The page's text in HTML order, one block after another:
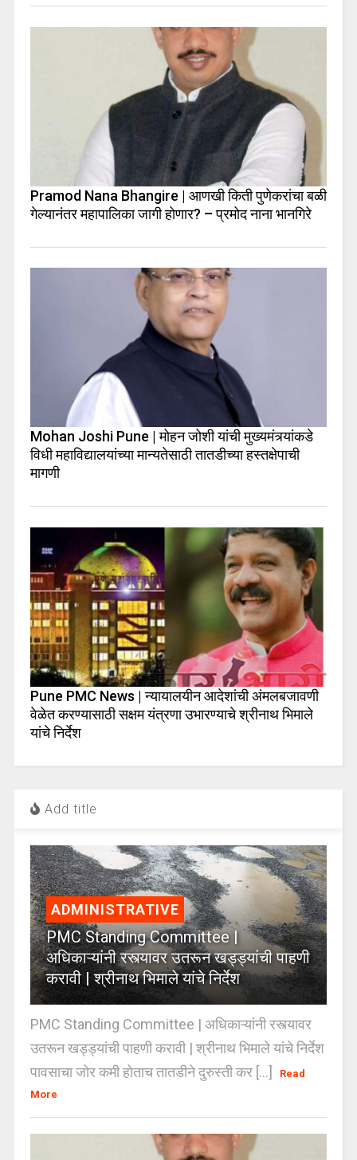
Pramod Nana Bhangire | आणखी किती पुणेकरांचा बळी
गेल्यानंतर महापालिका जागी होणार? – प्रमोद नाना भानगिरे
Mohan Joshi Pune | मोहन जोशी यांची मुख्यमंत्र्यांकडे
विधी महाविद्यालयांच्या मान्यतेसाठी तातडीच्या हस्तक्षेपाची
मागणी
Pune PMC News | न्यायालयीन आदेशांची अंमलबजावणी
वेळेत करण्यासाठी सक्षम यंत्रणा उभारण्याचे श्रीनाथ भिमाले
यांचे निर्देश
Add title
ADMINISTRATIVE
PMC Standing Committee |
अधिकाऱ्यांनी रस्त्यावर उतरून खड्ड्यांची पाहणी
करावी | श्रीनाथ भिमाले यांचे निर्देश
PMC Standing Committee | अधिकाऱ्यांनी रस्त्यावर
उतरून खड्ड्यांची पाहणी करावी | श्रीनाथ भिमाले यांचे निर्देश
पावसाचा जोर कमी होताच तातडीने दुरुस्ती कर [...]
Read
More